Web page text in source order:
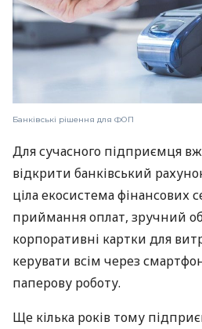
Банківські рішення для ФОП
Для сучасного підприємця
відкрити банківський
ціла екосистема фінансових
приймання оплат, зручний
корпоративні картки для
керувати всім через
паперову роботу.
Ще кілька років тому